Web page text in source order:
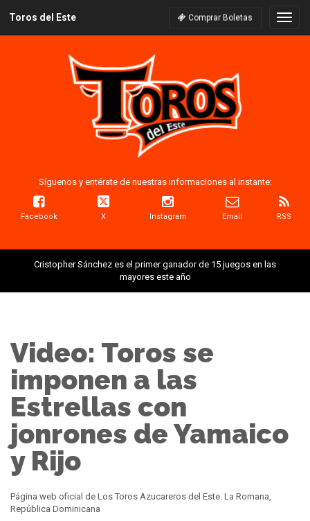
Toros del Este Comprar Boletas
Síguenos y entérate de nuestras informaciones al instante:
Facebook X Instagram Email RSS
Cristopher Sánchez es el primer ganador de 15 juegos en las
mayores este año
Video: Toros se
imponen a las
Estrellas con
jonrones de Yamaico
y Rijo
Página web oficial de Los Toros Azucareros del Este. La Romana,
República Dominicana